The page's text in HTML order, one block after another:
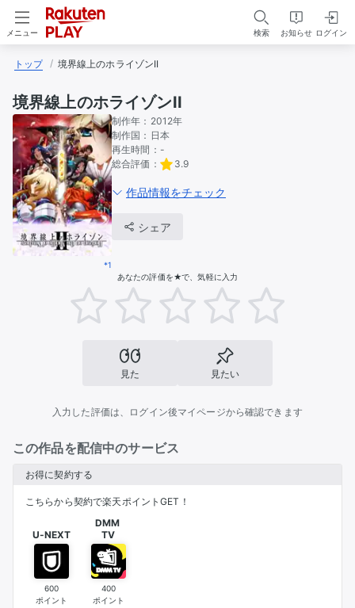
メニュー 検索 お知らせ ログイン
トップ 境界線上のホライゾンII
境界線上のホライゾンII
*1
制作年： 2012年
制作国： 日本
再生時間： -
総合評価：
3.9
作品情報をチェック
シェア
あなたの評価を★で、気軽に入力
見た 見たい
入力した評価は、ログイン後マイページから確認できます
この作品を配信中のサービス
お得に契約する
こちらから契約で楽天ポイントGET！
U-NEXT
600
ポイント
DMM
TV
400
ポイント